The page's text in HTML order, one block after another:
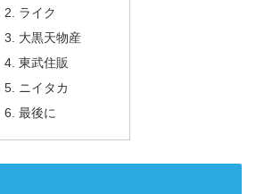
ライク
大黒天物産
東武住販
ニイタカ
最後に